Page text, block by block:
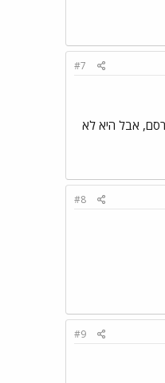
#7
אבל היא לא
#8
#9